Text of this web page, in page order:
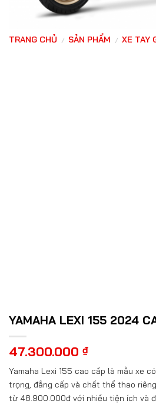
TRANG CHỦ / SẢN PHẨM / XE TAY
YAMAHA LEXI 155 2024
47.300.000 ₫
Yamaha Lexi 155 cao cấp là mẫu xe
trọng, đẳng cấp và chất thể thao
từ 48.900.000đ với nhiều tiện ích và